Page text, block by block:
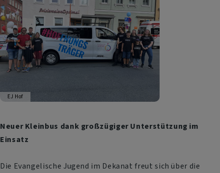
EJ Hof
Neuer Kleinbus dank großzügiger Unterstützung im
Einsatz
Die Evangelische Jugend im Dekanat freut sich über die